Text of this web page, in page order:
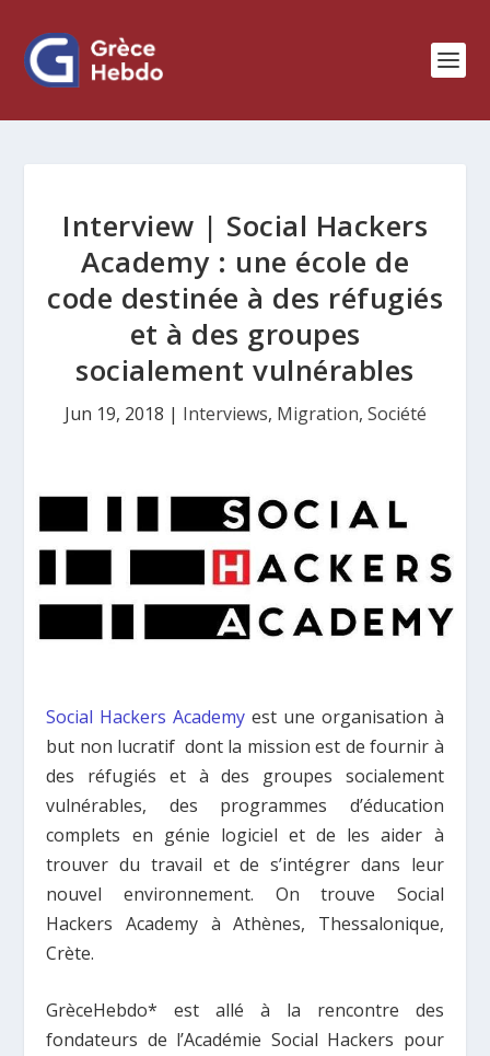
Interview | Social Hackers
Academy : une école de
code destinée à des réfugiés
et à des groupes
socialement vulnérables
Jun 19, 2018 | Interviews, Migration, Société
Social Hackers Academy est une organisation à
but non lucratif dont la mission est de fournir à
des réfugiés et à des groupes socialement
vulnérables, des programmes d’éducation
complets en génie logiciel et de les aider à
trouver du travail et de s’intégrer dans leur
nouvel environnement. On trouve Social
Hackers Academy à Athènes, Thessalonique,
Crète.
GrèceHebdo* est allé à la rencontre des
fondateurs de l’Académie Social Hackers pour